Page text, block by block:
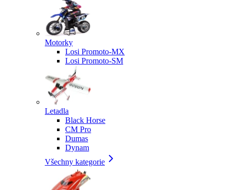
Motorky
Losi Promoto-MX
Losi Promoto-SM
Letadla
Black Horse
CM Pro
Dumas
Dynam
Všechny kategorie